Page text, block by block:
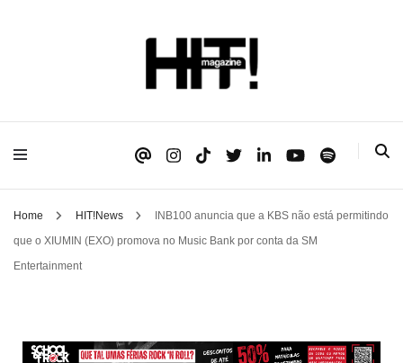
HIT!Magazine
Home HIT!News
INB100 anuncia que a KBS não está permitindo
que o XIUMIN (EXO) promova no Music Bank por conta da SM
Entertainment